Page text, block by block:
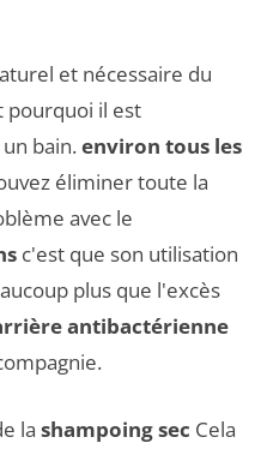
et nécessaire du
pourquoi il est
bain.environ tous les
éliminer toute la
avec le
c'est que son utilisation
plus que l'excès
antibactérienne
la shampoing sec Cela